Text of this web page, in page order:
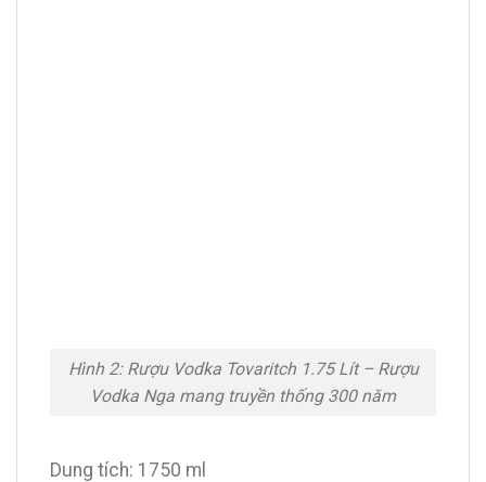
Hình 2: Rượu Vodka Tovaritch 1.75 Lít – Rượu
Vodka Nga mang truyền thống 300 năm
Dung tích: 1750 ml